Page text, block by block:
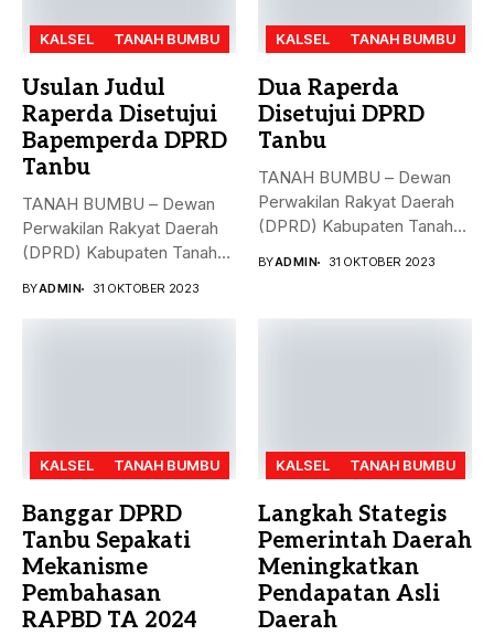
KALSEL TANAH BUMBU
Usulan Judul
Raperda Disetujui
Bapemperda DPRD
Tanbu
TANAH BUMBU – Dewan
Perwakilan Rakyat Daerah
(DPRD) Kabupaten Tanah
BYADMIN 31 OKTOBER 2023
KALSEL TANAH BUMBU
Dua Raperda
Disetujui DPRD
Tanbu
TANAH BUMBU – Dewan
Perwakilan Rakyat Daerah
(DPRD) Kabupaten Tanah
BYADMIN 31 OKTOBER 2023
KALSEL TANAH BUMBU
Banggar DPRD
Tanbu Sepakati
Mekanisme
Pembahasan
RAPBD TA 2024
KALSEL TANAH BUMBU
Langkah Stategis
Pemerintah Daerah
Meningkatkan
Pendapatan Asli
Daerah